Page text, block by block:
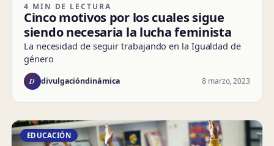
4 MIN DE LECTURA
Cinco motivos por los cuales sigue
siendo necesaria la lucha feminista
La necesidad de seguir trabajando en la Igualdad de
género
D divulgacióndinámica 8 marzo, 2023
EDUCACIÓN